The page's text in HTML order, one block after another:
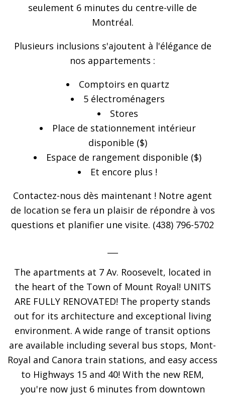
seulement 6 minutes du centre-ville de
Montréal.
Plusieurs inclusions s'ajoutent à l'élégance de
nos appartements :
Comptoirs en quartz
5 électroménagers
Stores
Place de stationnement intérieur
disponible ($)
Espace de rangement disponible ($)
Et encore plus !
Contactez-nous dès maintenant ! Notre agent
de location se fera un plaisir de répondre à vos
questions et planifier une visite. (438) 796-5702
The apartments at 7 Av. Roosevelt, located in
the heart of the Town of Mount Royal! UNITS
ARE FULLY RENOVATED! The property stands
out for its architecture and exceptional living
environment. A wide range of transit options
are available including several bus stops, Mont-
Royal and Canora train stations, and easy access
to Highways 15 and 40! With the new REM,
you're now just 6 minutes from downtown